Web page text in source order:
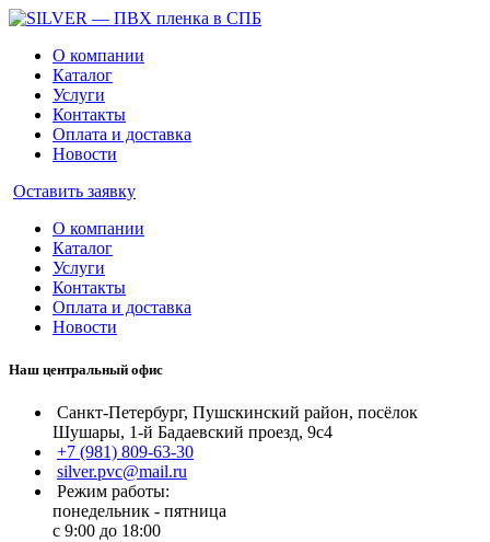
О компании
Каталог
Услуги
Контакты
Оплата и доставка
Новости
Оставить заявку
О компании
Каталог
Услуги
Контакты
Оплата и доставка
Новости
Наш центральный офис
Санкт-Петербург, Пушскинский район, посёлок
Шушары, 1-й Бадаевский проезд, 9с4
+7 (981) 809-63-30
silver.pvc@mail.ru
Режим работы:
понедельник - пятница
с 9:00 до 18:00